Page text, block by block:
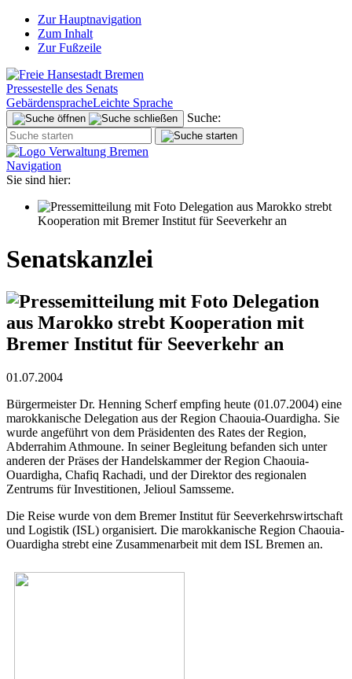
Zur Hauptnavigation
Zum Inhalt
Zur Fußzeile
Pressestelle des Senats
GebärdenspracheLeichte Sprache
Suche:
Navigation
Sie sind hier:
Delegation aus Marokko strebt
Kooperation mit Bremer Institut für Seeverkehr an
Senatskanzlei
Delegation
aus Marokko strebt Kooperation mit
Bremer Institut für Seeverkehr an
01.07.2004
Bürgermeister Dr. Henning Scherf empfing heute (01.07.2004) eine
marokkanische Delegation aus der Region Chaouia-Ouardigha. Sie
wurde angeführt von dem Präsidenten des Rates der Region,
Abderrahim Athmoune. In seiner Begleitung befanden sich unter
anderen der Präses der Handelskammer der Region Chaouia-
Ouardigha, Chafiq Rachadi, und der Direktor des regionalen
Zentrums für Investitionen, Jelioul Samsseme.
Die Reise wurde von dem Bremer Institut für Seeverkehrswirtschaft
und Logistik (ISL) organisiert. Die marokkanische Region Chaouia-
Ouardigha strebt eine Zusammenarbeit mit dem ISL Bremen an.